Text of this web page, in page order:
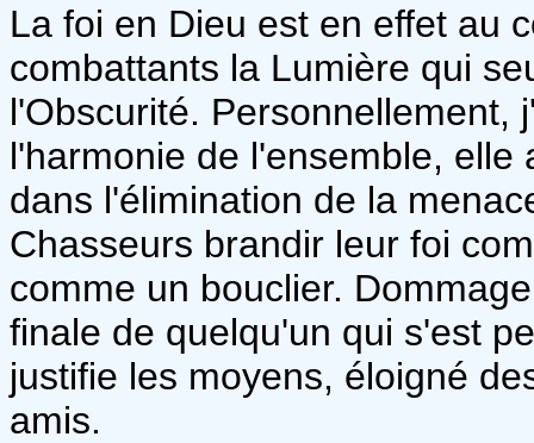
La foi en Dieu est en effet au
combattants la Lumière qui
l'Obscurité. Personnellement,
l'harmonie de l'ensemble,
dans l'élimination de la
Chasseurs brandir leur foi
comme un bouclier.
finale de quelqu'un qui s'est
justifie les moyens, éloigné
amis.